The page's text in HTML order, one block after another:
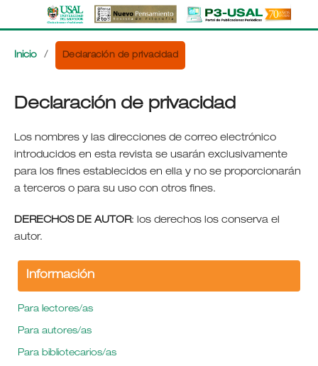
Inicio / Declaración de privacidad
Declaración de privacidad
Los nombres y las direcciones de correo electrónico
introducidos en esta revista se usarán exclusivamente
para los fines establecidos en ella y no se proporcionarán
a terceros o para su uso con otros fines.
DERECHOS DE AUTOR: los derechos los conserva el
autor.
Información
Para lectores/as
Para autores/as
Para bibliotecarios/as